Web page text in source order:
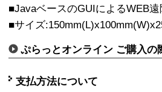
■JavaベースのGUIによるWEB
■サイズ
ぷらっとオンライン ご購入の
支払方法について